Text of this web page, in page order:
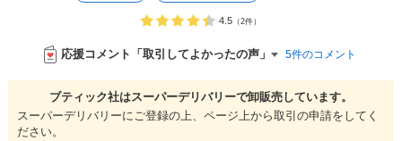
4.5（2件）
応援コメント「取引してよかったの声」 5件のコメント
ブティック社はスーパーデリバリーで卸販売しています。
スーパーデリバリーにご登録の上、ページ上から取引の申請をしてく
ださい。